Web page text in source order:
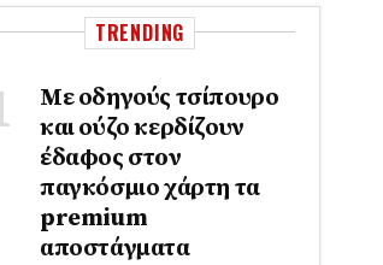
TRENDING
Με οδηγούς τσίπουρο
και ούζο κερδίζουν
έδαφος στoν
παγκόσμιο χάρτη τα
premium
αποστάγματα